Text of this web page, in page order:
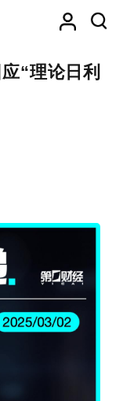
“理论日利